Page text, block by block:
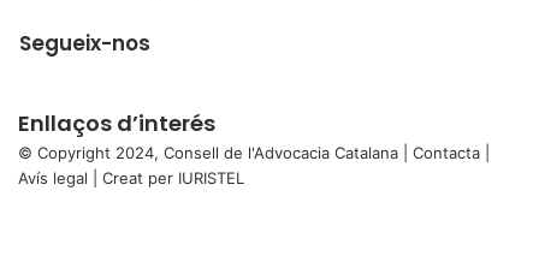
Segueix-nos
Enllaços d’interés
© Copyright 2024, Consell de l'Advocacia Catalana | Contacta
Avís legal | Creat per IURISTEL